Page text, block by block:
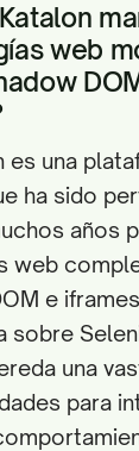
web
es una
ha sido
años
web
e
sobre
una
para